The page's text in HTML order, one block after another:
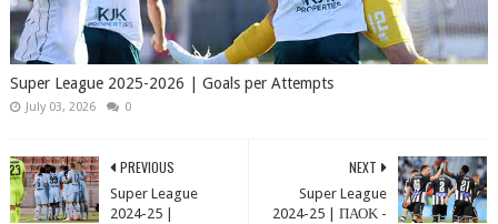
Super League 2025-2026 | Goals per Attempts
July 03, 2026 0
NEXT
Super League
2024-25 | ΠΑΟΚ -
PREVIOUS
Super League
2024-25 |